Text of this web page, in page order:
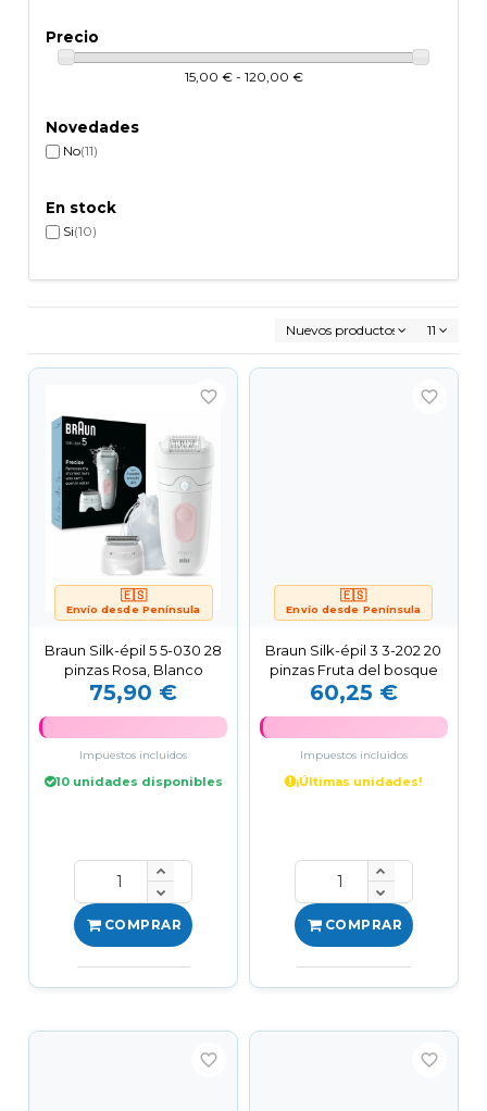
Precio
15,00 € - 120,00 €
Novedades
No(11)
En stock
Si(10)
Nuevos productos primero
11
🇪🇸
Envío desde Península
favorite_border
Braun Silk-épil 5 5-030 28
pinzas Rosa, Blanco
75,90 €
Impuestos incluidos
10 unidades disponibles
COMPRAR
🇪🇸
Envío desde Península
favorite_border
Braun Silk-épil 3 3-202 20
pinzas Fruta del bosque
60,25 €
Impuestos incluidos
¡Últimas unidades!
COMPRAR
favorite_border favorite_border